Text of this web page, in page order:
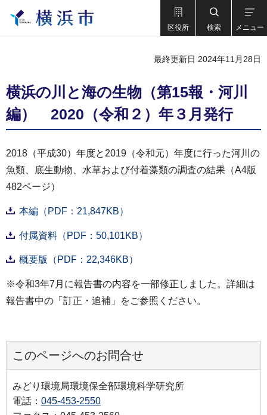
区役所 検索 メニュー
最終更新日 2024年11月28日
横浜の川と海の生物（第15報・河川
編） 2020（令和２）年３月発行
2018（平成30）年度と2019（令和元）年度に行った河川の
魚類、底生動物、水草および付着藻類の調査の結果（A4版
482ページ）
本編（PDF：21,847KB）
付属資料（PDF：50,101KB）
概要版（PDF：22,346KB）
※令和3年7月に報告書の内容を一部修正しました。詳細は
報告書中の「訂正・追補」をご参照ください。
このページへのお問合せ
みどり環境局環境保全部環境科学研究所
電話： 045-453-2550